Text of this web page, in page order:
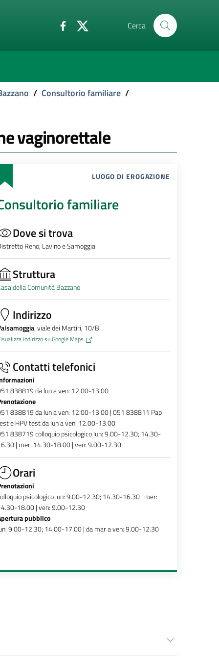
Cerca
/ Consultorio familiare /
vaginorettale
LUOGO DI EROGAZIONE
familiare
Dove si trova
Reno, Lavino e Samoggia
Struttura
della Comunità Bazzano
Indirizzo
, viale dei Martiri, 10/B
indirizzo su Google Maps
Contatti telefonici
838819 da lun a ven: 12.00-13.00
838819 da lun a ven: 12.00-13.00 | 051 838811 Pap
e HPV test da lun a ven: 12.00-13.00
838719 colloquio psicologico lun: 9.00-12.30; 14.30-
| mer: 14.30-18.00 | ven: 9.00-12.30
Orari
psicologico lun: 9.00-12.30; 14.30-16.30 | mer:
18.00 | ven: 9.00-12.30
pubblico
9.00-12.30; 14.00-17.00 | da mar a ven: 9.00-12.30